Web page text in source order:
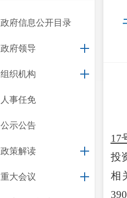
政府信息公开目录
政府领导
组织机构
人事任免
公示公告
政策解读
重大会议
17
投
相